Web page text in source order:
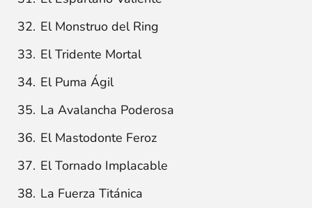
El Monstruo del Ring
El Tridente Mortal
El Puma Ágil
La Avalancha Poderosa
El Mastodonte Feroz
El Tornado Implacable
La Fuerza Titánica